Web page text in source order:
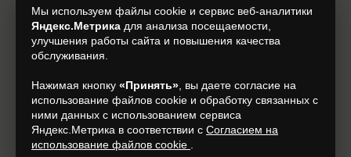
Нажимая на кнопку, я даю свое согласие на обработку моих
персональных данных, на условиях и для целей, определенных в
Подписаться
Мы используем файлы cookie и сервис веб-аналитики
Яндекс.Метрика для анализа посещаемости,
улучшения работы сайта и повышения качества
обслуживания.
Нажимая кнопку «Принять» , вы даете согласие на
использование файлов cookie и обработку связанных с
ними данных с использованием сервиса
Яндекс.Метрика в соответствии с Согласием на
использование файлов cookie